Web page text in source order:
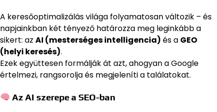
A keresőoptimalizálás világa folyamatosan változik – és
napjainkban két tényező határozza meg leginkább a
sikert: az AI (mesterséges intelligencia) és a GEO
(helyi keresés).
Ezek együttesen formálják át azt, ahogyan a Google
értelmezi, rangsorolja és megjeleníti a találatokat.
Az AI szerepe a SEO-ban